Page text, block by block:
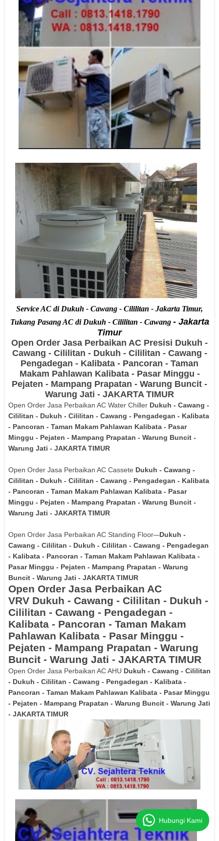
Service AC di Dukuh - Cawang - Cililitan - Jakarta Timur,
Tukang Pasang AC di Dukuh - Cililitan - Cawang - Jakarta
Timur
Open Order Jasa Perbaikan AC Presisi Dukuh -
Cawang - Cililitan - Dukuh - Cililitan - Cawang -
Pengadegan - Kalibata - Pancoran - Taman
Makam Pahlawan Kalibata - Pasar Minggu -
Pejaten - Mampang Prapatan - Warung Buncit -
Warung Jati - JAKARTA TIMUR
Open Order Jasa Perbaikan AC Water Chiller Dukuh - Cawang -
Cililitan - Dukuh - Cililitan - Cawang - Pengadegan - Kalibata
- Pancoran - Taman Makam Pahlawan Kalibata - Pasar
Minggu - Pejaten - Mampang Prapatan - Warung Buncit -
Warung Jati - JAKARTA TIMUR
Open Order Jasa Perbaikan AC Cassete Dukuh - Cawang -
Cililitan - Dukuh - Cililitan - Cawang - Pengadegan - Kalibata
- Pancoran - Taman Makam Pahlawan Kalibata - Pasar
Minggu - Pejaten - Mampang Prapatan - Warung Buncit -
Warung Jati - JAKARTA TIMUR
Open Order Jasa Perbaikan AC Standing Floor
Dukuh -
Cawang - Cililitan - Dukuh - Cililitan - Cawang - Pengadegan
- Kalibata - Pancoran - Taman Makam Pahlawan Kalibata -
Pasar Minggu - Pejaten - Mampang Prapatan - Warung
Buncit - Warung Jati - JAKARTA TIMUR
Open Order Jasa Perbaikan AC
VRV Dukuh - Cawang - Cililitan - Dukuh -
Cililitan - Cawang - Pengadegan -
Kalibata - Pancoran - Taman Makam
Pahlawan Kalibata - Pasar Minggu -
Pejaten - Mampang Prapatan - Warung
Buncit - Warung Jati - JAKARTA TIMUR
Open Order Jasa Perbaikan AC AHU Dukuh - Cawang - Cililitan
- Dukuh - Cililitan - Cawang - Pengadegan - Kalibata -
Pancoran - Taman Makam Pahlawan Kalibata - Pasar Minggu
- Pejaten - Mampang Prapatan - Warung Buncit - Warung Jati
- JAKARTA TIMUR
Hubungi Kami